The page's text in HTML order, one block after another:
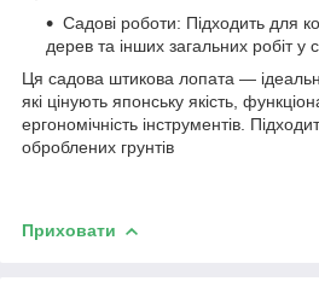
Садові роботи: Підходить для
дерев та інших загальних робіт у
Ця садова штикова лопата —
які цінують японську якість,
ергономічність інструментів.
оброблених грунтів
Приховати